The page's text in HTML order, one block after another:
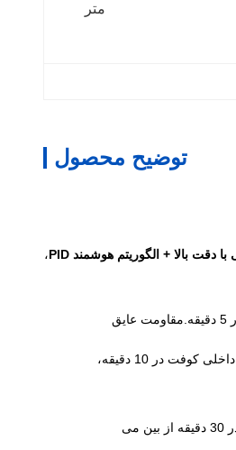
متر
توضیح محصول
،
: 150W قدرت + 60kHz فرکانس متوسط پاک کردن، در ترکیب با آب دیونیزه گازی شده، حذف جریان باقیمانده جوش از BGA جوانه های جوش در 5 دقیقه.مقاومت عایق
: 200W قدرت + 40kHz فرکانس پایدار. پس از گاز زدایی، آستانه حفاری محلول 30٪ کاهش می یابد.باقی مانده های رنگدانه ای در سطح 5μm از دیواره داخلی کوفت در 10 دقیقه،
: 1800W قدرت + 28kHz نوسان فرکانس پایین، همراه با یک محلول تمیز کننده degassed در دمای ثابت 65°C، لایه سپرده های کربن در اتاق احتراق را در 30 دقیقه از بین می